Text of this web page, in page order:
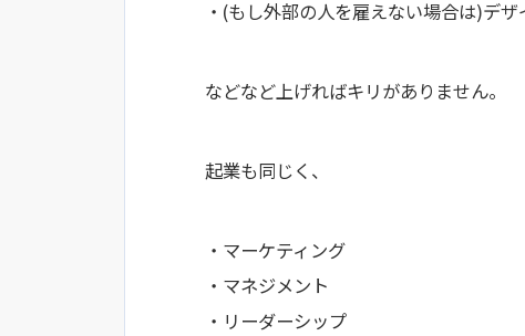
・(もし外部の人を雇えない場合は)デ
などなど上げればキリがありません。
起業も同じく、
・マーケティング
・マネジメント
・リーダーシップ